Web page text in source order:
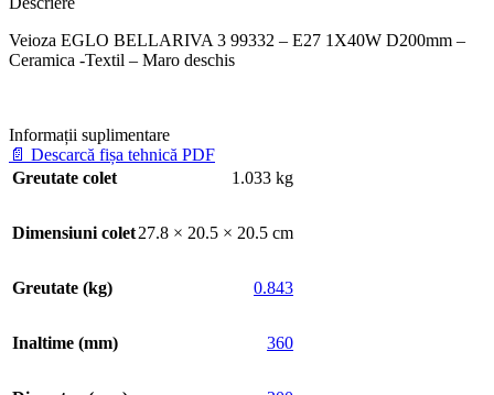
Veioza EGLO BELLARIVA 3 99332 – E27 1X40W D200mm –
Ceramica -Textil – Maro deschis
Informații suplimentare
📄 Descarcă fișa tehnică PDF
Greutate colet
1.033 kg
Dimensiuni colet27.8 × 20.5 × 20.5 cm
Greutate (kg) 0.843
Inaltime (mm) 360